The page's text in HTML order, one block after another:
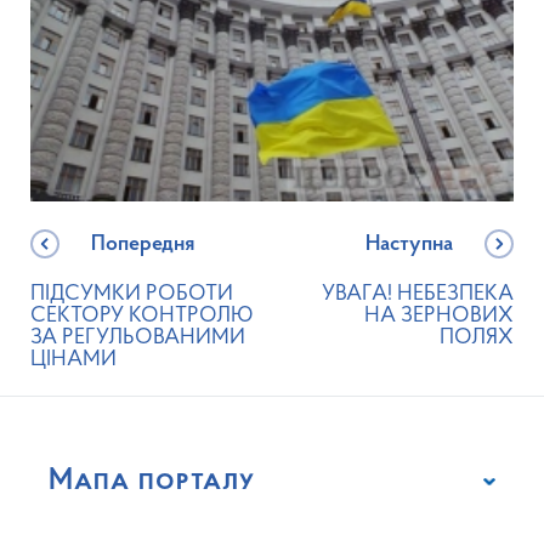
Попередня
ПІДСУМКИ РОБОТИ
СЕКТОРУ КОНТРОЛЮ
ЗА РЕГУЛЬОВАНИМИ
ЦІНАМИ
Наступна
УВАГА! НЕБЕЗПЕКА
НА ЗЕРНОВИХ
ПОЛЯХ
Мапа порталу